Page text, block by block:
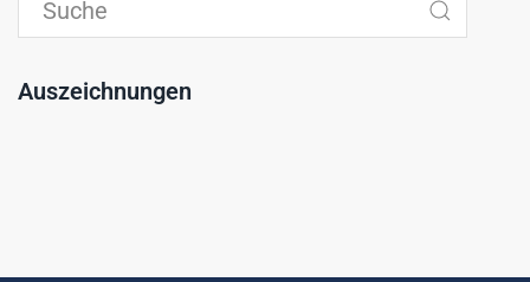
Auszeichnungen